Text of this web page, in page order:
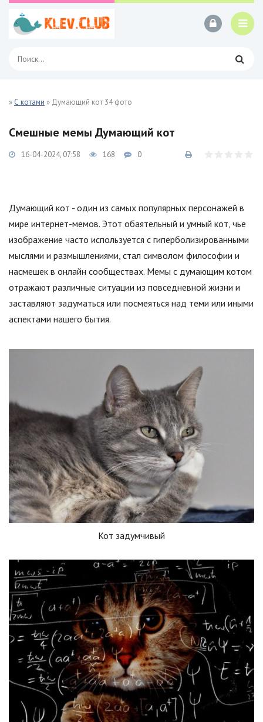
» С котами » Думающий кот 34 фото
Смешные мемы Думающий кот
16-04-2024, 07:58 168 0
Думающий кот - один из самых популярных персонажей в
мире интернет-мемов. Этот обаятельный и умный кот, чье
изображение часто используется с гиперболизированными
мыслями и размышлениями, стал символом философии и
насмешек в онлайн сообществах. Мемы с думающим котом
отражают различные ситуации из повседневной жизни и
заставляют задуматься или посмеяться над теми или иными
аспектами нашего бытия.
Кот задумчивый